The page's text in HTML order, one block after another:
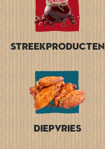
Streekproducten
Diepvries